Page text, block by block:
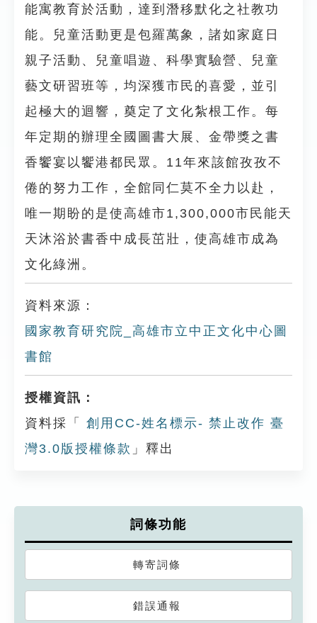
能寓教育於活動，達到潛移默化之社教功
能。兒童活動更是包羅萬象，諸如家庭日
親子活動、兒童唱遊、科學實驗營、兒童
藝文研習班等，均深獲市民的喜愛，並引
起極大的迴響，奠定了文化紮根工作。每
年定期的辦理全國圖書大展、金帶獎之書
香饗宴以饗港都民眾。11年來該館孜孜不
倦的努力工作，全館同仁莫不全力以赴，
唯一期盼的是使高雄市1,300,000市民能天
天沐浴於書香中成長茁壯，使高雄市成為
文化綠洲。
資料來源：
國家教育研究院_高雄市立中正文化中心圖
書館
授權資訊：
資料採「
創用CC-姓名標示- 禁止改作 臺
灣3.0版授權條款 」釋出
詞條功能
轉寄詞條
錯誤通報